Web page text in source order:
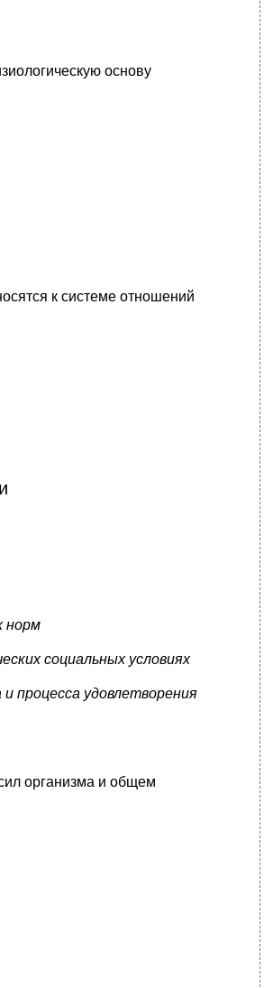
основу
к системе отношений
норм
социальных условиях
процесса удовлетворения
организма и общем